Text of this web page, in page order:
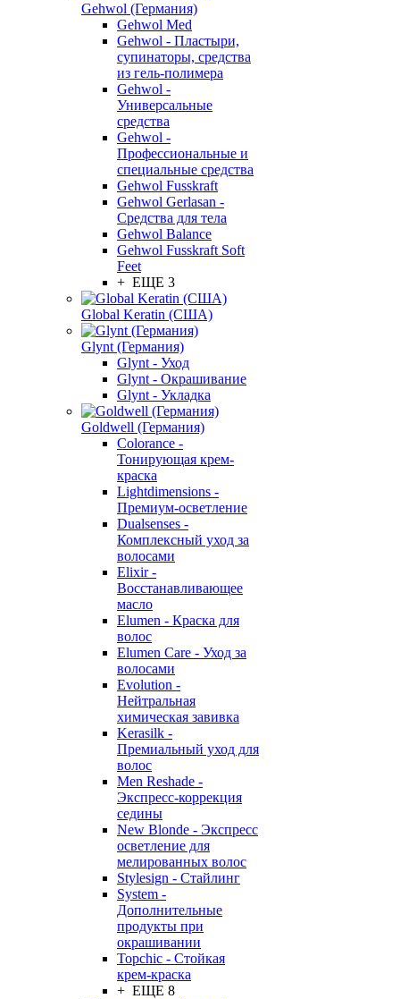
Gehwol (Германия)
Gehwol Med
Gehwol - Пластыри,
супинаторы, средства
из гель-полимера
Gehwol -
Универсальные
средства
Gehwol -
Профессиональные и
специальные средства
Gehwol Fusskraft
Gehwol Gerlasan -
Средства для тела
Gehwol Balance
Gehwol Fusskraft Soft
Feet
+ ЕЩЕ 3
Global Keratin (США)
Glynt (Германия)
Glynt - Уход
Glynt - Окрашивание
Glynt - Укладка
Goldwell (Германия)
Colorance -
Тонирующая крем-
краска
Lightdimensions -
Премиум-осветление
Dualsenses -
Комплексный уход за
волосами
Elixir -
Восстанавливающее
масло
Elumen - Краска для
волос
Elumen Care - Уход за
волосами
Evolution -
Нейтральная
химическая завивка
Kerasilk -
Премиальный уход для
волос
Men Reshade -
Экспресс-коррекция
седины
New Blonde - Экспресс
осветление для
мелированных волос
Stylesign - Стайлинг
System -
Дополнительные
продукты при
окрашивании
Topchic - Стойкая
крем-краска
+ ЕЩЕ 8